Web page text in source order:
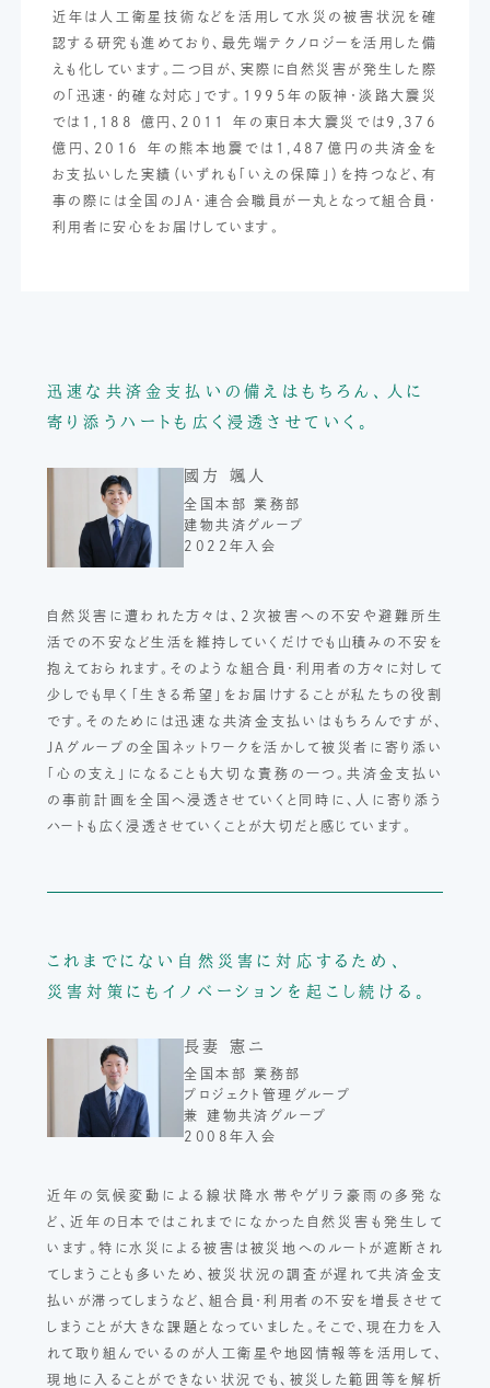
近年は人工衛星技術などを活用して水災の被害状況を確
認する研究も進めており、最先端テクノロジーを活用した備
えも化しています。二つ目が、実際に自然災害が発生した際
の「迅速・的確な対応」です。1995年の阪神・淡路大震災
では1,188 億円、2011 年の東日本大震災では9,376
億円、2016 年の熊本地震では1,487億円の共済金を
お支払いした実績（いずれも「いえの保障」）を持つなど、有
事の際には全国のJA・連合会職員が一丸となって組合員・
利用者に安心をお届けしています。
迅速な共済金支払いの備えはもちろん、
人に
寄り添うハートも広く浸透させていく。
國方 颯人
全国本部 業務部
建物共済グループ
2022年入会
自然災害に遭われた方々は、2次被害への不安や避難所生
活での不安など生活を維持していくだけでも山積みの不安を
抱えておられます。そのような組合員・利用者の方々に対して
少しでも早く「生きる希望」をお届けすることが私たちの役割
です。そのためには迅速な共済金支払いはもちろんですが、
JAグループの全国ネットワークを活かして被災者に寄り添い
「心の支え」になることも大切な責務の一つ。共済金支払い
の事前計画を全国へ浸透させていくと同時に、人に寄り添う
ハートも広く浸透させていくことが大切だと感じています。
これまでにない自然災害に対応するため、
災害対策にもイノベーションを起こし続ける。
長妻 憲ニ
全国本部 業務部
プロジェクト管理グループ
兼 建物共済グループ
2008年入会
近年の気候変動による線状降水帯やゲリラ豪雨の多発な
ど、近年の日本ではこれまでになかった自然災害も発生して
います。特に水災による被害は被災地へのルートが遮断され
てしまうことも多いため、被災状況の調査が遅れて共済金支
払いが滞ってしまうなど、組合員・利用者の不安を増長させて
しまうことが大きな課題となっていました。そこで、現在力を入
れて取り組んでいるのが人工衛星や地図情報等を活用して、
現地に入ることができない状況でも、被災した範囲等を解析